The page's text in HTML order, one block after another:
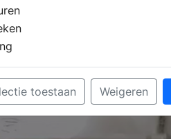
toestaan Weigeren